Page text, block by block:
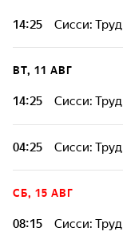
итальянские
недовольство
вельможи,
склоняют головы
14:25 Сисси:
ВТ, 11 АВГ
14:25 Сисси:
04:25 Сисси:
СБ, 15 АВГ
08:15 Сисси: